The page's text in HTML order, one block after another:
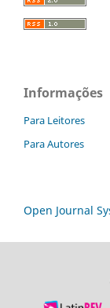
Informações
Para Leitores
Para Autores
Open Journal